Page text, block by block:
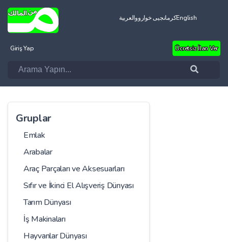
العربيةکرمانجیی خوارووEnglish
Giriş Yap Ücretsiz İlan Ver
Gruplar
Emlak
Arabalar
Araç Parçaları ve Aksesuarları
Sıfır ve İkinci El Alışveriş Dünyası
Tarım Dünyası
İş Makinaları
Hayvanlar Dünyası